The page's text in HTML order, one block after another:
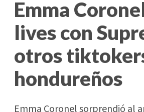
Emma
lives con
otros
hondureños
Emma Coronel sorprendió al